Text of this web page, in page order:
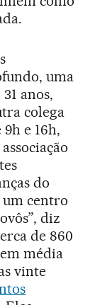
uma
anos,
colega
e 16h,
do
um centro
diz
de 860
média
vinte